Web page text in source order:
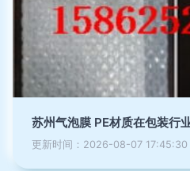
苏州气泡膜 PE材质在包装行
更新时间：2026-08-07 17:45:30